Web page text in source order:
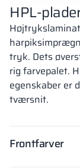
HPL-
tryk. Dets
rig farvepalet.
egenskaber er
tværsnit.
Frontfarver